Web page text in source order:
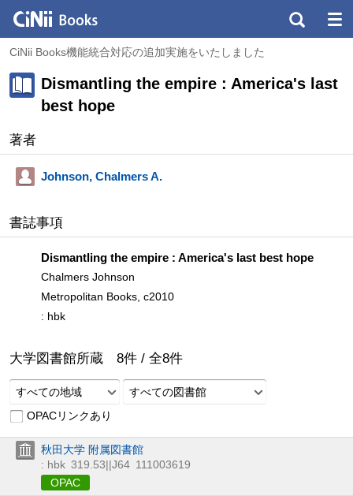
CiNii Books機能統合対応の追加実施をいたしました
Dismantling the empire : America's last
best hope
著者
Johnson, Chalmers A.
書誌事項
Dismantling the empire : America's last best hope
Chalmers Johnson
Metropolitan Books, c2010
: hbk
大学図書館所蔵 8件 / 全8件
すべての地域
すべての図書館
OPACリンクあり
秋田大学 附属図書館
: hbk 319.53||J64 111003619
OPAC